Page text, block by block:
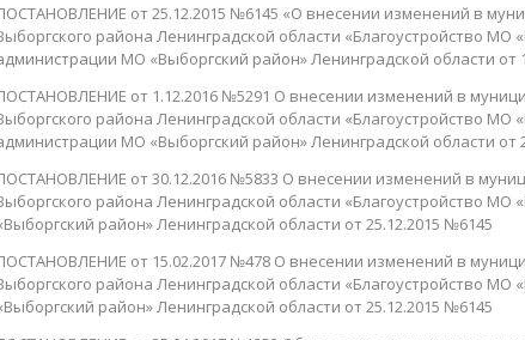
от 25.12.2015 №6145 «О внесении изменений в
района Ленинградской области «Благоустройство
МО «Выборгский район» Ленинградской области от
от 1.12.2016 №5291 О внесении изменений в
района Ленинградской области «Благоустройство
МО «Выборгский район» Ленинградской области от
от 30.12.2016 №5833 О внесении изменений в
района Ленинградской области «Благоустройство
район» Ленинградской области от 25.12.2015 №6145
от 15.02.2017 №478 О внесении изменений в
района Ленинградской области «Благоустройство
район» Ленинградской области от 25.12.2015 №6145